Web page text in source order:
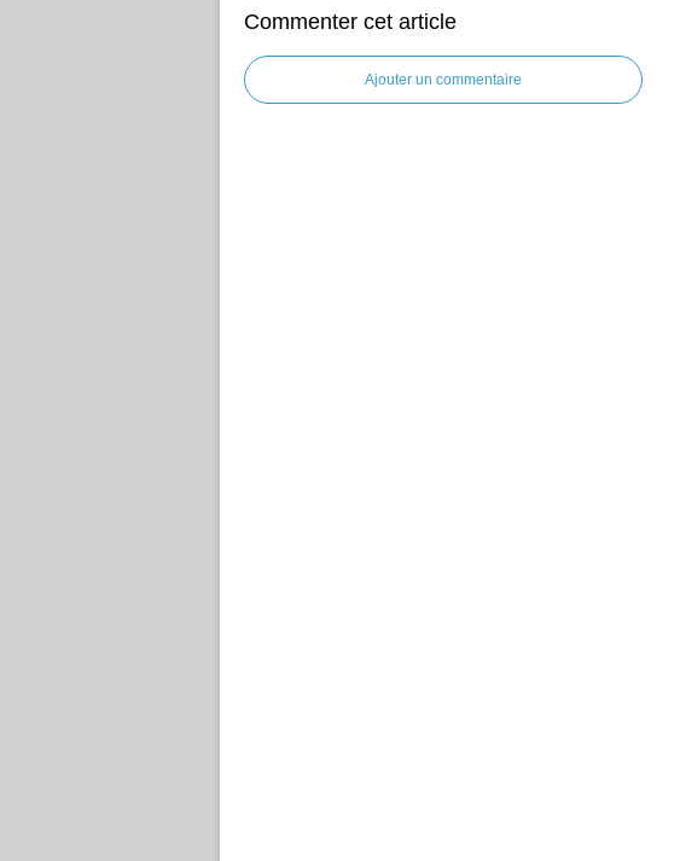
Commenter cet article
Ajouter un commentaire